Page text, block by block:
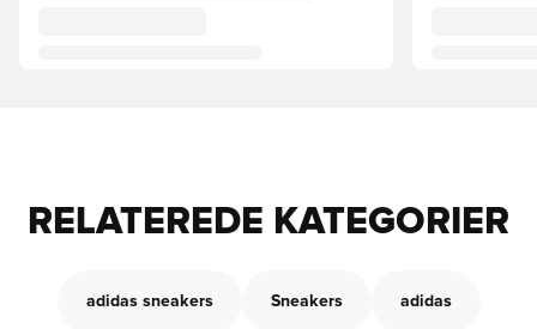
RELATEREDE KATEGORIER
adidas sneakers Sneakers adidas